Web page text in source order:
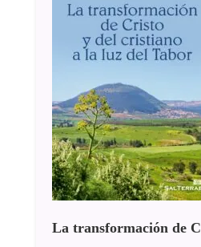
La transformación de